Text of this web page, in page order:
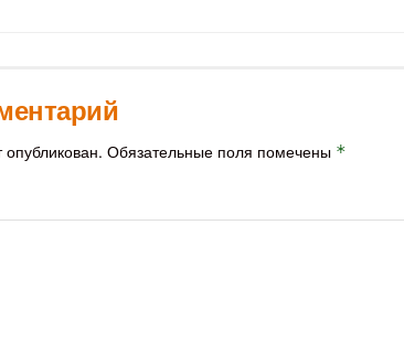
Обязательные поля помечены *